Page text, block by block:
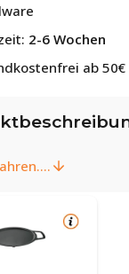
2-6 Wochen
ab 50€